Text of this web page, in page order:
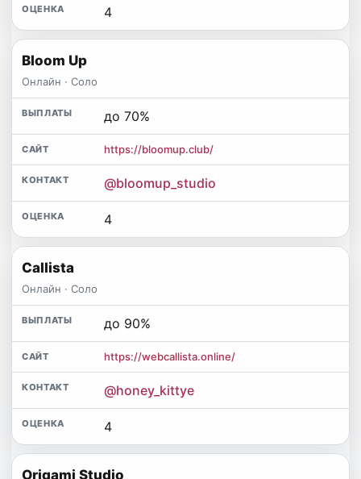
4
Bloom Up
Онлайн · Соло
до 70%
https://bloomup.club/
@bloomup_studio
4
Callista
Онлайн · Соло
до 90%
https://webcallista.online/
@honey_kittye
4
Origami Studio